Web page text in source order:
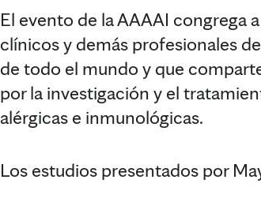
El evento de la AAAAI congrega
clínicos y demás profesionales
de todo el mundo y que
por la investigación y el
alérgicas e inmunológicas.
Los estudios presentados por